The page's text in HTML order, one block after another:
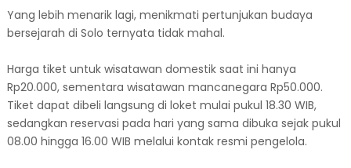
Yang lebih menarik lagi, menikmati pertunjukan budaya
bersejarah di Solo ternyata tidak mahal.
Harga tiket untuk wisatawan domestik saat ini hanya
Rp20.000, sementara wisatawan mancanegara Rp50.000.
Tiket dapat dibeli langsung di loket mulai pukul 18.30 WIB,
sedangkan reservasi pada hari yang sama dibuka sejak pukul
08.00 hingga 16.00 WIB melalui kontak resmi pengelola.